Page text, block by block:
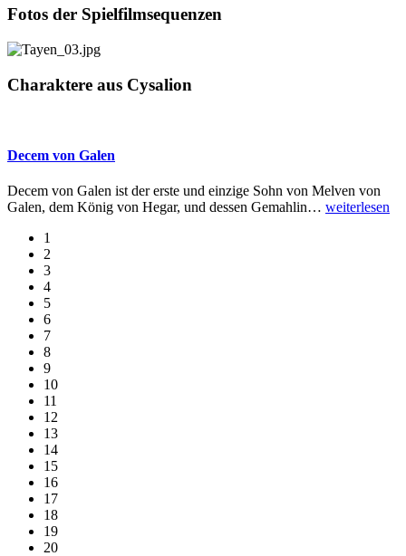
Fotos der Spielfilmsequenzen
Charaktere aus Cysalion
Decem von Galen
Decem von Galen ist der erste und einzige Sohn von Melven von
Galen, dem König von Hegar, und dessen Gemahlin… weiterlesen
1
2
3
4
5
6
7
8
9
10
11
12
13
14
15
16
17
18
19
20